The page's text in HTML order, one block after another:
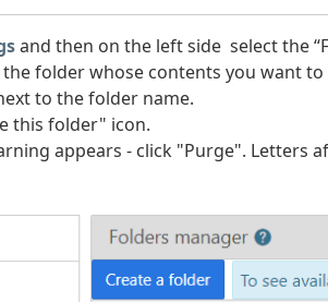
and then on the left side select the
folder whose contents you want to
to the folder name.
this folder" icon.
appears - click "Purge". Letters